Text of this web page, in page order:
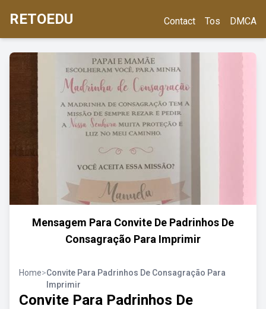
RETOEDU Contact Tos DMCA
Mensagem Para Convite De Padrinhos De
Consagração Para Imprimir
Home>Convite Para Padrinhos De Consagração Para
Imprimir
Convite Para Padrinhos De